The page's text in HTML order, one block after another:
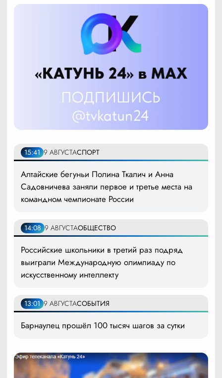
15:41 9 АВГУСТАСПОРТ
Алтайские бегуньи Полина Ткалич и Анна
Садовничева заняли первое и третье места на
командном чемпионате России
14:08 9 АВГУСТАОБЩЕСТВО
Российские школьники в третий раз подряд
выиграли Международную олимпиаду по
искусственному интеллекту
13:01 9 АВГУСТАСОБЫТИЯ
Барнаулец прошёл 100 тысяч шагов за сутки